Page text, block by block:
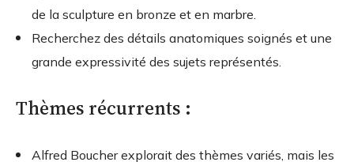
de la sculpture en bronze et en marbre.
Recherchez des détails anatomiques soignés et une
grande expressivité des sujets représentés.
Thèmes récurrents :
Alfred Boucher explorait des thèmes variés, mais les